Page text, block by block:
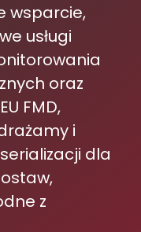
wsparcie,
usługi
oraz
FMD,
i
dla
z